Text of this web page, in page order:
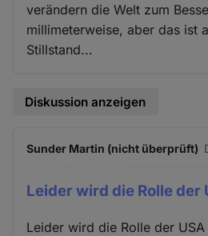
verändern die Welt zum
millimeterweise, aber das ist
Stillstand...
Diskussion anzeigen
Sunder Martin (nicht überprüft)
Leider wird die Rolle der
Leider wird die Rolle der